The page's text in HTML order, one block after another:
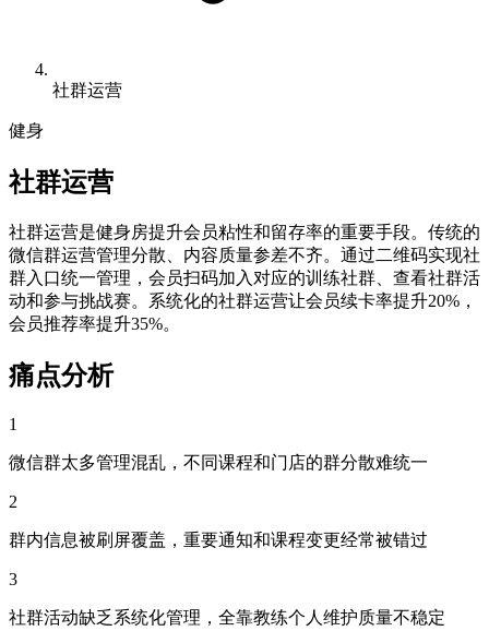
社群运营
健身
社群运营
社群运营是健身房提升会员粘性和留存率的重要手段。传统的
微信群运营管理分散、内容质量参差不齐。通过二维码实现社
群入口统一管理，会员扫码加入对应的训练社群、查看社群活
动和参与挑战赛。系统化的社群运营让会员续卡率提升20%，
会员推荐率提升35%。
痛点分析
1
微信群太多管理混乱，不同课程和门店的群分散难统一
2
群内信息被刷屏覆盖，重要通知和课程变更经常被错过
3
社群活动缺乏系统化管理，全靠教练个人维护质量不稳定